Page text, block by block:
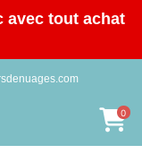
avec tout achat
0